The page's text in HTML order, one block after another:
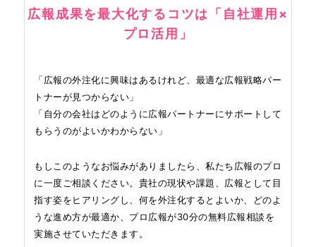
広報成果を最大化するコツは「自社運用×
プロ活用」
「広報の外注化に興味はあるけれど、最適な広報戦略パー
トナーが見つからない」
「自分の会社はどのように広報パートナーにサポートして
もらうのがよいかわからない」
もしこのようなお悩みがありましたら、私たち広報のプロ
に一度ご相談ください。貴社の現状や課題、広報として目
指す姿をヒアリングし、何を外注化するとよいか、どのよ
うな進め方が最適か、プロ広報が30分の無料広報相談を
実施させていただきます。